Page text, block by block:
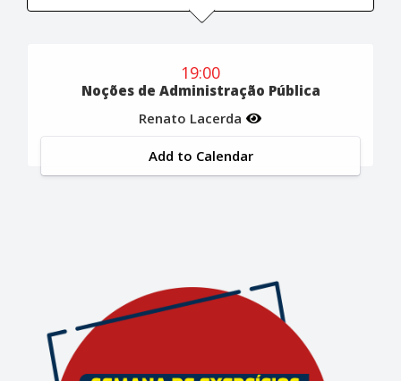
19:00
Noções de Administração Pública
Renato Lacerda
Add to Calendar